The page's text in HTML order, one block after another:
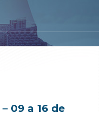
09 a 16 de